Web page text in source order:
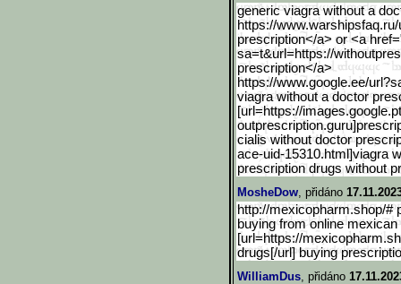
generic viagra without a
https://
prescription</a> or <a
sa=t&url=https://withoutpres
prescription</a>
https://www.google.ee/url
viagra without a doctor
[url=https://images.googl
cialis without doctor
ace-uid-15310.html]viagra
prescription drugs without
MosheDow, přidáno
http://mexicopharm.shop/#
buying from online
[url=https://
drugs[/url] buying
WilliamDus, přidáno